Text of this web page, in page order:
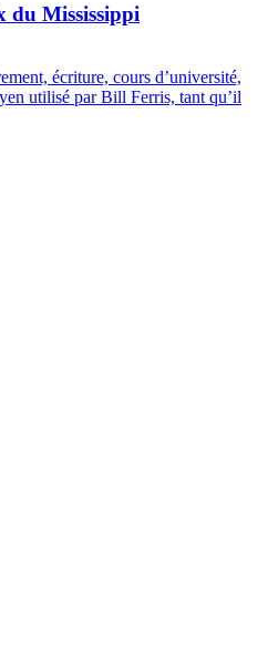
du Mississippi
écriture, cours d’université,
utilisé par Bill Ferris, tant qu’il